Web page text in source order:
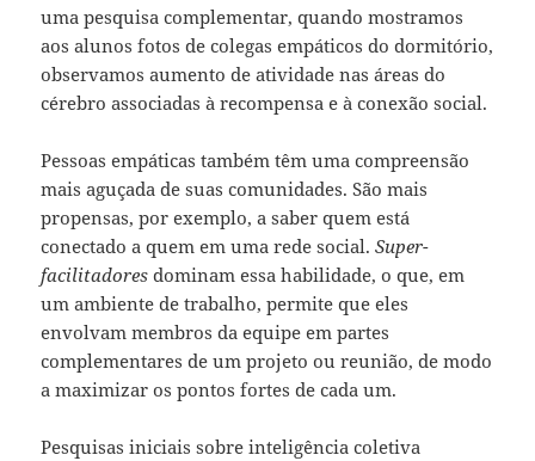
uma pesquisa complementar, quando mostramos
aos alunos fotos de colegas empáticos do dormitório,
observamos aumento de atividade nas áreas do
cérebro associadas à recompensa e à conexão social.
Pessoas empáticas também têm uma compreensão
mais aguçada de suas comunidades. São mais
propensas, por exemplo, a saber quem está
conectado a quem em uma rede social.Super-
facilitadores dominam essa habilidade, o que, em
um ambiente de trabalho, permite que eles
envolvam membros da equipe em partes
complementares de um projeto ou reunião, de modo
a maximizar os pontos fortes de cada um.
Pesquisas iniciais sobre inteligência coletiva